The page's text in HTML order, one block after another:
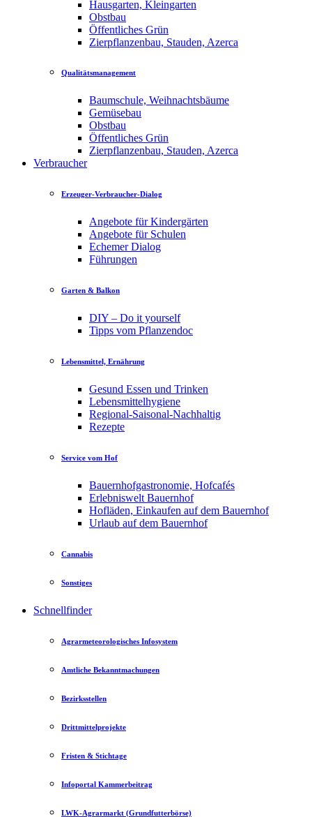
Hausgarten, Kleingarten
Obstbau
Öffentliches Grün
Zierpflanzenbau, Stauden, Azerca
Qualitätsmanagement
Baumschule, Weihnachtsbäume
Gemüsebau
Obstbau
Öffentliches Grün
Zierpflanzenbau, Stauden, Azerca
Verbraucher
Erzeuger-Verbraucher-Dialog
Angebote für Kindergärten
Angebote für Schulen
Echemer Dialog
Führungen
Garten & Balkon
DIY – Do it yourself
Tipps vom Pflanzendoc
Lebensmittel, Ernährung
Gesund Essen und Trinken
Lebensmittelhygiene
Regional-Saisonal-Nachhaltig
Rezepte
Service vom Hof
Bauernhofgastronomie, Hofcafés
Erlebniswelt Bauernhof
Hofläden, Einkaufen auf dem Bauernhof
Urlaub auf dem Bauernhof
Cannabis
Sonstiges
Schnellfinder
Agrarmeteorologisches Infosystem
Amtliche Bekanntmachungen
Bezirksstellen
Drittmittelprojekte
Fristen & Stichtage
Infoportal Kammerbeitrag
LWK-Agrarmarkt (Grundfutterbörse)